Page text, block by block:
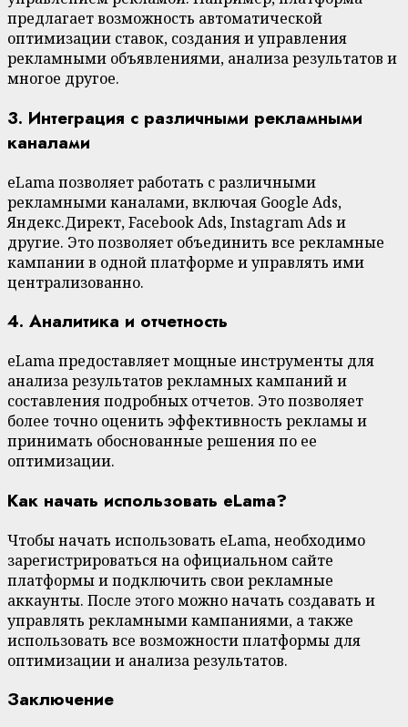
предлагает возможность автоматической
оптимизации ставок, создания и управления
рекламными объявлениями, анализа результатов и
многое другое.
3. Интеграция с различными рекламными
каналами
eLama позволяет работать с различными
рекламными каналами, включая Google Ads,
Яндекс.Директ, Facebook Ads, Instagram Ads и
другие. Это позволяет объединить все рекламные
кампании в одной платформе и управлять ими
централизованно.
4. Аналитика и отчетность
eLama предоставляет мощные инструменты для
анализа результатов рекламных кампаний и
составления подробных отчетов. Это позволяет
более точно оценить эффективность рекламы и
принимать обоснованные решения по ее
оптимизации.
Как начать использовать eLama?
Чтобы начать использовать eLama, необходимо
зарегистрироваться на официальном сайте
платформы и подключить свои рекламные
аккаунты. После этого можно начать создавать и
управлять рекламными кампаниями, а также
использовать все возможности платформы для
оптимизации и анализа результатов.
Заключение